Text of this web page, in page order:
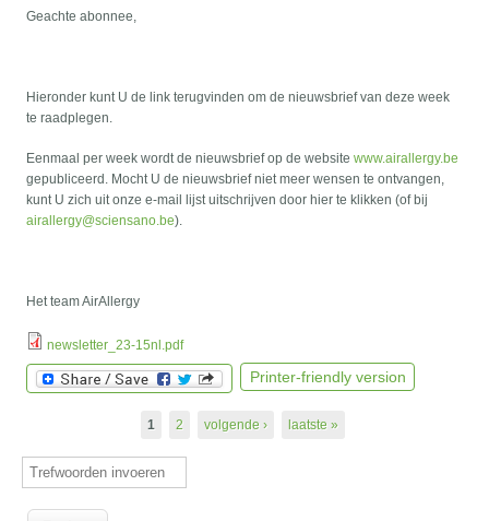
Geachte abonnee,
Hieronder kunt U de link terugvinden om de nieuwsbrief van deze week
te raadplegen.
Eenmaal per week wordt de nieuwsbrief op de websitewww.airallergy.be
gepubliceerd. Mocht U de nieuwsbrief niet meer wensen te ontvangen,
kunt U zich uit onze e-mail lijst uitschrijven door hier te klikken (of bij
airallergy@sciensano.be).
Het team AirAllergy
newsletter_23-15nl.pdf
Printer-friendly version
1 2 volgende › laatste »
Trefwoorden invoeren